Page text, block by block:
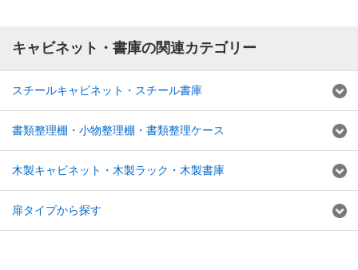
キャビネット・書庫の関連カテゴリー
スチールキャビネット・スチール書庫
書類整理棚・小物整理棚・書類整理ケース
木製キャビネット・木製ラック・木製書庫
扉タイプから探す